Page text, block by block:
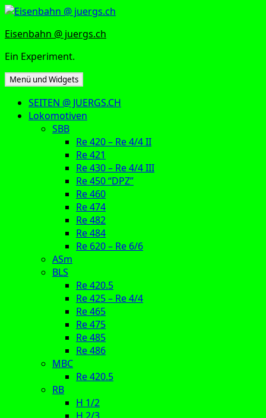
Zum
springen
Eisenbahn @ juergs.ch
Ein Experiment.
Menü und Widgets
SEITEN @ JUERGS.CH
Lokomotiven
SBB
Re 420 – Re 4/4 II
Re 421
Re 430 – Re 4/4 III
Re 450 “DPZ”
Re 460
Re 474
Re 482
Re 484
Re 620 – Re 6/6
ASm
BLS
Re 420.5
Re 425 – Re 4/4
Re 465
Re 475
Re 485
Re 486
MBC
Re 420.5
RB
H 1/2